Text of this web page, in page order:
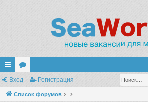
с
ы
ор
ум
Вход Регистрация
Список форумов